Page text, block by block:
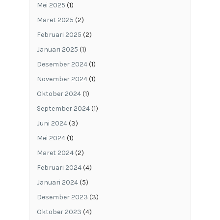
Mei 2025 (1)
Maret 2025 (2)
Februari 2025 (2)
Januari 2025 (1)
Desember 2024(1)
November 2024(1)
Oktober 2024(1)
September 2024(1)
Juni 2024(3)
Mei 2024(1)
Maret 2024(2)
Februari 2024(4)
Januari 2024(5)
Desember 2023 (3)
Oktober 2023 (4)